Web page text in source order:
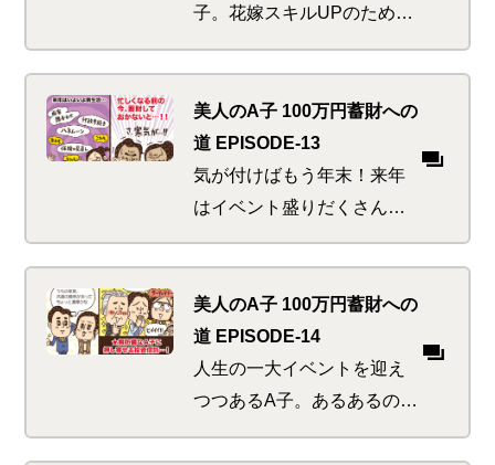
子。花嫁スキルUPのためハ
ッスルするも何か重要なこ
とを忘れている気が…。マ
ネ活美人にあってはならぬ
税にまつわるお得の乗り遅
れピンチ！
美人のA子 100万円蓄財への
道 EPISODE-13
気が付けばもう年末！来年
はイベント盛りだくさんで
目の回るような忙しさが予
想されるため、新しい蓄財
を始めるなら今しかな
い…。そんな時に一番効く
のはやっぱり神頼み！？
美人のA子 100万円蓄財への
道 EPISODE-14
人生の一大イベントを迎え
つつあるA子。あるあるの気
苦労も何のそのと思いき